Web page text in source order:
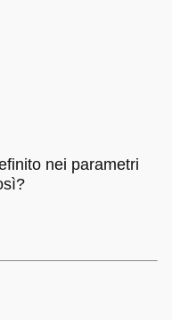
nei parametri